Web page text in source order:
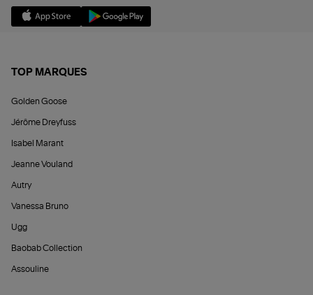
TOP MARQUES
Golden Goose
Jérôme Dreyfuss
Isabel Marant
Jeanne Vouland
Autry
Vanessa Bruno
Ugg
Baobab Collection
Assouline